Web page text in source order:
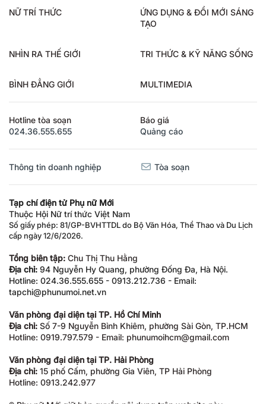
NỮ TRÍ THỨC
ỨNG DỤNG & ĐỔI MỚI SÁNG
TẠO
NHÌN RA THẾ GIỚI TRI THỨC & KỸ NĂNG SỐNG
BÌNH ĐẲNG GIỚI MULTIMEDIA
Hotline tòa soạn
024.36.555.655
Báo giá
Quảng cáo
Thông tin doanh nghiệp Tòa soạn
Tạp chí điện tử Phụ nữ Mới
Thuộc Hội Nữ trí thức Việt Nam
Số giấy phép: 81/GP-BVHTTDL do Bộ Văn Hóa, Thể Thao và Du Lịch
cấp ngày 12/6/2026.
Tổng biên tập: Chu Thị Thu Hằng
Địa chỉ: 94 Nguyễn Hy Quang, phường Đống Đa, Hà Nội.
Hotline: 024.36.555.655 - 0913.212.736 - Email:
tapchi@phunumoi.net.vn
Văn phòng đại diện tại TP. Hồ Chí Minh
Địa chỉ: Số 7-9 Nguyễn Bỉnh Khiêm, phường Sài Gòn, TP.HCM
Hotline: 0919.797.579 - Email: phunumoihcm@gmail.com
Văn phòng đại diện tại TP. Hải Phòng
Địa chỉ: 15 phố Cấm, phường Gia Viên, TP Hải Phòng
Hotline: 0913.242.977